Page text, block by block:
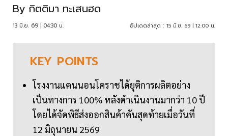
By กิตติมา ทะเสนฮด
13 มิ.ย. 69 | 04:30 น. อัปเดตล่าสุด : 15 มิ.ย. 69 | 12:00 น.
KEY POINTS
โรงงานแคนนอนโคราชได้ยุติการผลิตอย่าง
เป็นทางการ 100% หลังดำเนินงานมากว่า 10 ปี
โดยได้จัดพิธีส่งออกสินค้าคันสุดท้ายเมื่อวันที่
12 มิถุนายน 2569